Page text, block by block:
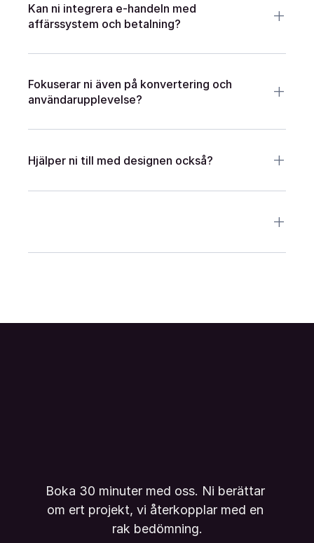
Kan ni integrera e-handeln med
affärssystem och betalning?
+
Fokuserar ni även på konvertering och
användarupplevelse?
+
Hjälper ni till med designen också? +
+
Boka 30 minuter med oss. Ni berättar
om ert projekt, vi återkopplar med en
rak bedömning.